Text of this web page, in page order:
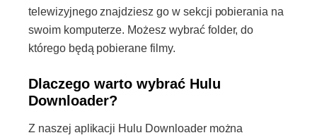
telewizyjnego znajdziesz go w sekcji pobierania na
swoim komputerze. Możesz wybrać folder, do
którego będą pobierane filmy.
Dlaczego warto wybrać Hulu
Downloader?
Z naszej aplikacji Hulu Downloader można